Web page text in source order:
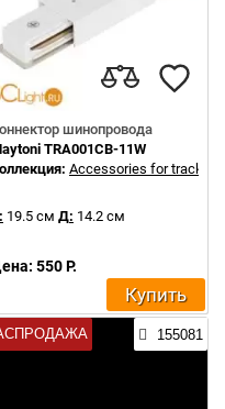
шинопровода
TRA001CB-11W
Accessories for tracks
19.5 см Д: 14.2 см
550 Р.
Купить
155081